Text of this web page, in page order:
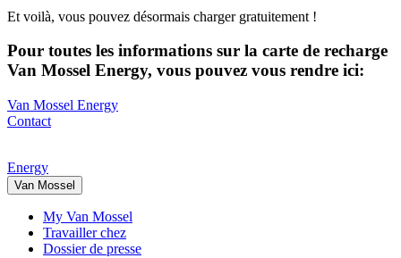
Et voilà, vous pouvez désormais charger gratuitement !
Pour toutes les informations sur la carte de recharge
Van Mossel Energy, vous pouvez vous rendre ici:
Van Mossel Energy
Contact
Energy
Van Mossel
My Van Mossel
Travailler chez
Dossier de presse